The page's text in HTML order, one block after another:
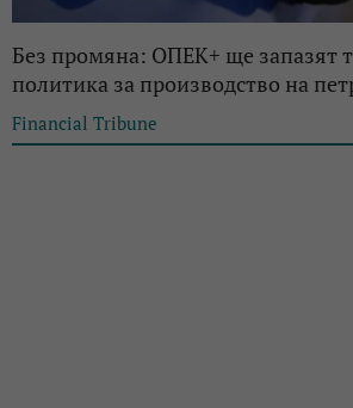
Без промяна: ОПЕК+ ще запазят
политика за производство на
Financial Tribune